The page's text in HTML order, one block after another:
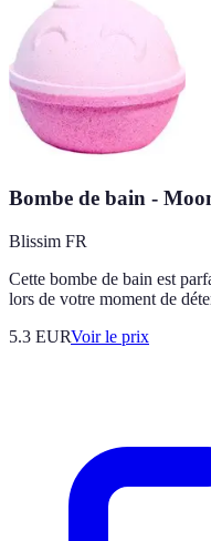
Bombe de bain -
Blissim FR
Cette bombe de bain est
lors de votre moment de
5.3 EURVoir le prix